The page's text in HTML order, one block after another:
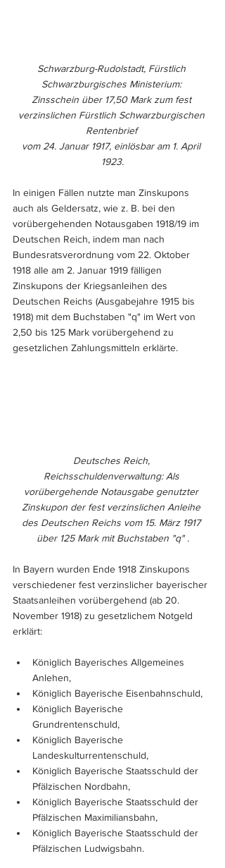
Schwarzburg-Rudolstadt, Fürstlich
Schwarzburgisches Ministerium:
Zinsschein über 17,50 Mark zum fest
verzinslichen Fürstlich Schwarzburgischen
Rentenbrief
vom 24. Januar 1917, einlösbar am 1. April
1923.
In einigen Fällen nutzte man Zinskupons
auch als Geldersatz, wie z. B. bei den
vorübergehenden Notausgaben 1918/19 im
Deutschen Reich, indem man nach
Bundesratsverordnung vom 22. Oktober
1918 alle am 2. Januar 1919 fälligen
Zinskupons der Kriegsanleihen des
Deutschen Reichs (Ausgabejahre 1915 bis
1918) mit dem Buchstaben "q" im Wert von
2,50 bis 125 Mark vorübergehend zu
gesetzlichen Zahlungsmitteln erklärte.
Deutsches Reich,
Reichsschuldenverwaltung: Als
vorübergehende Notausgabe genutzter
Zinskupon der fest verzinslichen Anleihe
des Deutschen Reichs vom 15. März 1917
über 125 Mark mit Buchstaben "q" .
In Bayern wurden Ende 1918 Zinskupons
verschiedener fest verzinslicher bayerischer
Staatsanleihen vorübergehend (ab 20.
November 1918) zu gesetzlichem Notgeld
erklärt:
Königlich Bayerisches Allgemeines
Anlehen,
Königlich Bayerische Eisenbahnschuld,
Königlich Bayerische
Grundrentenschuld,
Königlich Bayerische
Landeskulturrentenschuld,
Königlich Bayerische Staatsschuld der
Pfälzischen Nordbahn,
Königlich Bayerische Staatsschuld der
Pfälzischen Maximiliansbahn,
Königlich Bayerische Staatsschuld der
Pfälzischen Ludwigsbahn.